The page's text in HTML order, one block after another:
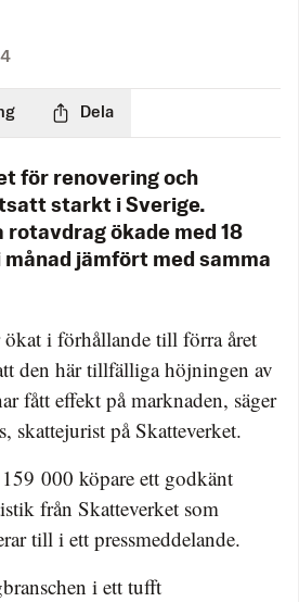
Dela
för renovering och
starkt i Sverige.
rotavdrag ökade med 18
jämfört med samma
i förhållande till förra året
den här tillfälliga höjningen av
fått effekt på marknaden, säger
skattejurist på Skatteverket.
000 köpare ett godkänt
från Skatteverket som
till i ett pressmeddelande.
i ett tufft